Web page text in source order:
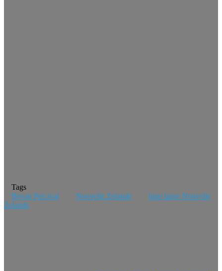
Tags
Bevan Percival
Nouvelle Zelande
time lapse Nouvelle
Zelande